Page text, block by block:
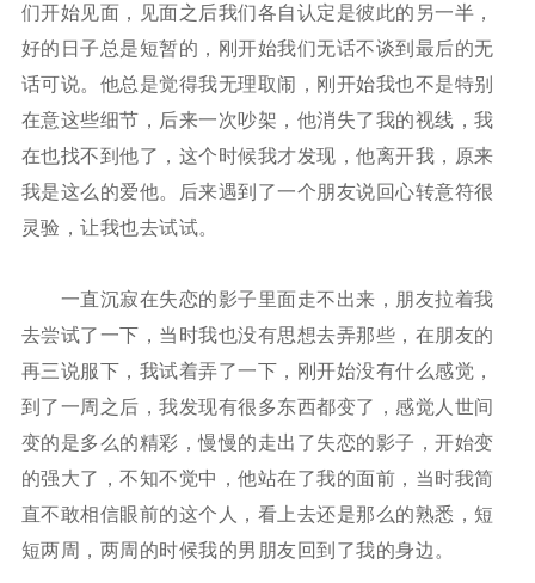
们开始见面，见面之后我们各自认定是彼此的另一半，
好的日子总是短暂的，刚开始我们无话不谈到最后的无
话可说。他总是觉得我无理取闹，刚开始我也不是特别
在意这些细节，后来一次吵架，他消失了我的视线，我
在也找不到他了，这个时候我才发现，他离开我，原来
我是这么的爱他。后来遇到了一个朋友说回心转意符很
灵验，让我也去试试。
一直沉寂在失恋的影子里面走不出来，朋友拉着我
去尝试了一下，当时我也没有思想去弄那些，在朋友的
再三说服下，我试着弄了一下，刚开始没有什么感觉，
到了一周之后，我发现有很多东西都变了，感觉人世间
变的是多么的精彩，慢慢的走出了失恋的影子，开始变
的强大了，不知不觉中，他站在了我的面前，当时我简
直不敢相信眼前的这个人，看上去还是那么的熟悉，短
短两周，两周的时候我的男朋友回到了我的身边。